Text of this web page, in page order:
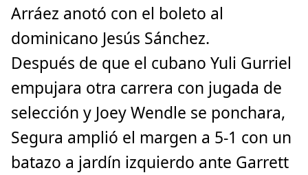
Arráez anotó con el boleto al
dominicano Jesús Sánchez.
Después de que el cubano Yuli Gurriel
empujara otra carrera con jugada de
selección y Joey Wendle se ponchara,
Segura amplió el margen a 5-1 con un
batazo a jardín izquierdo ante Garrett